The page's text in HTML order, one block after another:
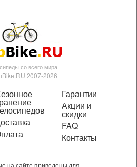
со всего мира
2007-2026
Гарантии
Акции и
скидки
FAQ
Контакты
на сайте приведены для